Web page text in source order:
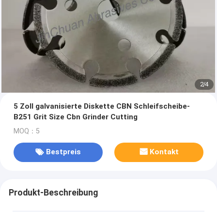
2/4
5 Zoll galvanisierte Diskette CBN Schleifscheibe-
B251 Grit Size Cbn Grinder Cutting
MOQ：5
Bestpreis Kontakt
Produkt-Beschreibung